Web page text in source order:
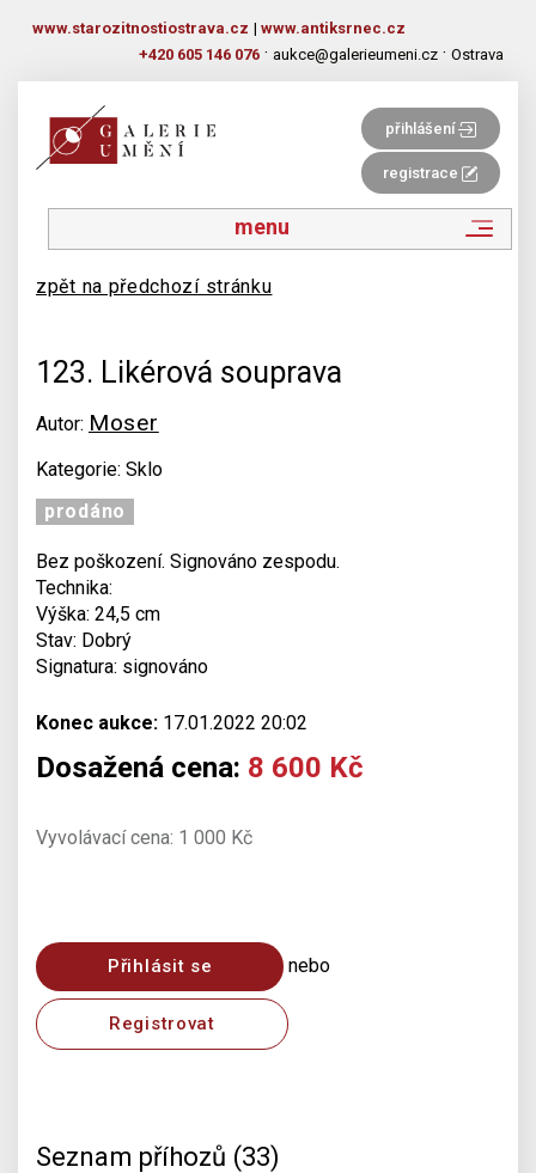
www.starozitnostiostrava.cz | www.antiksrnec.cz
+420 605 146 076 · aukce@galerieumeni.cz · Ostrava
přihlášení
registrace
menu
zpět na předchozí stránku
123. Likérová souprava
Autor: Moser
Kategorie: Sklo
prodáno
Bez poškození. Signováno zespodu.
Technika:
Výška: 24,5 cm
Stav: Dobrý
Signatura: signováno
Konec aukce: 17.01.2022 20:02
Dosažená cena: 8 600 Kč
Vyvolávací cena: 1 000 Kč
Přihlásit se nebo
Registrovat
Seznam příhozů (33)